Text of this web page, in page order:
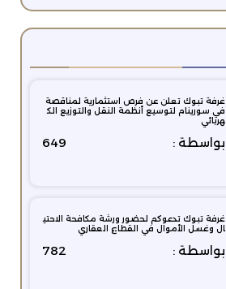
غرفة تبوك تعلن عن فرص استثمارية لمناقصة
في سورينام لتوسيع أنظمة النقل والتوزيع الك
هربائي
بواسطة : 649
غرفة تبوك تدعوكم لحضور ورشة مكافحة الاحتي
ال وغسل الأموال في القطاع العقاري
بواسطة : 782